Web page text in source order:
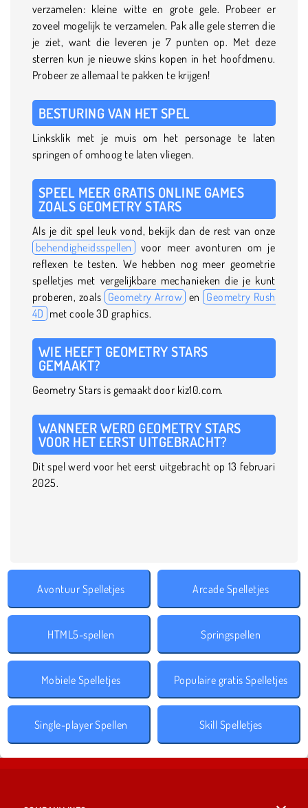
verzamelen: kleine witte en grote gele. Probeer er
zoveel mogelijk te verzamelen. Pak alle gele sterren die
je ziet, want die leveren je 7 punten op. Met deze
sterren kun je nieuwe skins kopen in het hoofdmenu.
Probeer ze allemaal te pakken te krijgen!
BESTURING VAN HET SPEL
Linksklik met je muis om het personage te laten
springen of omhoog te laten vliegen.
SPEEL MEER GRATIS ONLINE GAMES
ZOALS GEOMETRY STARS
Als je dit spel leuk vond, bekijk dan de rest van onze
behendigheidsspellen voor meer avonturen om je
reflexen te testen. We hebben nog meer geometrie
spelletjes met vergelijkbare mechanieken die je kunt
proberen, zoals Geometry Arrow en Geometry Rush
4D met coole 3D graphics.
WIE HEEFT GEOMETRY STARS
GEMAAKT?
Geometry Stars is gemaakt door kiz10.com.
WANNEER WERD GEOMETRY STARS
VOOR HET EERST UITGEBRACHT?
Dit spel werd voor het eerst uitgebracht op 13 februari
2025.
Avontuur Spelletjes Arcade Spelletjes
HTML5-spellen Springspellen
Mobiele Spelletjes Populaire gratis Spelletjes
Single-player Spellen Skill Spelletjes